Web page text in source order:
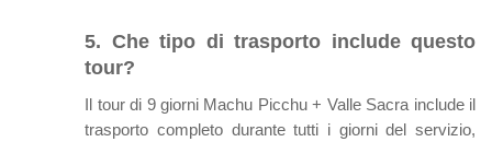
5. Che tipo di trasporto include questo
tour?
Il tour di 9 giorni Machu Picchu + Valle Sacra include il
trasporto completo durante tutti i giorni del servizio,